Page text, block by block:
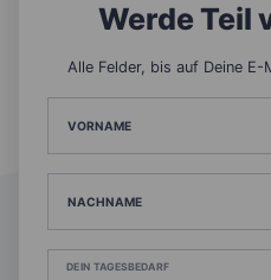
Werde Teil
Alle Felder, bis auf Deine E-
VORNAME
NACHNAME
DEIN TAGESBEDARF